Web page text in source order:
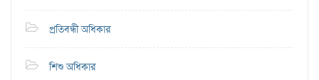
প্রতিবন্ধী অধিকার
শিশু অধিকার